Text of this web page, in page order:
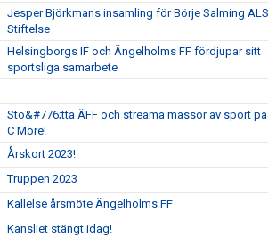
Jesper Björkmans insamling för Börje Salming ALS
Stiftelse
Helsingborgs IF och Ängelholms FF fördjupar sitt
sportsliga samarbete
Sto&#776;tta ÄFF och streama massor av sport
C More!
Årskort 2023!
Truppen 2023
Kallelse årsmöte Ängelholms FF
Kansliet stängt idag!